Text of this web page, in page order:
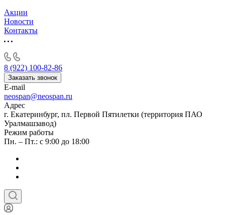
Акции
Новости
Контакты
8 (922) 100-82-86
Заказать звонок
E-mail
neospan@neospan.ru
Адрес
г. Екатеринбург, пл. Первой Пятилетки (территория ПАО
Уралмашзавод)
Режим работы
Пн. – Пт.: с 9:00 до 18:00